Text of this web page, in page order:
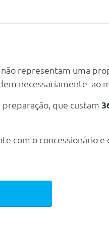
representam uma
necessariamente ao
que custam
com o concessionário e